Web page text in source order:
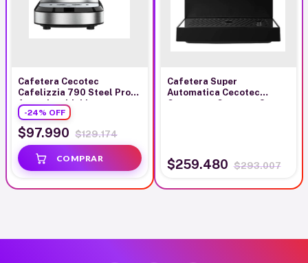
Cafetera Cecotec
Cafelizzia 790 Steel Pro
Acero Inoxidable
-24% OFF
$97.990 $129.174
Cafetera Super
Automatica Cecotec
Cremmaet Compact Steam
$259.480 $293.007